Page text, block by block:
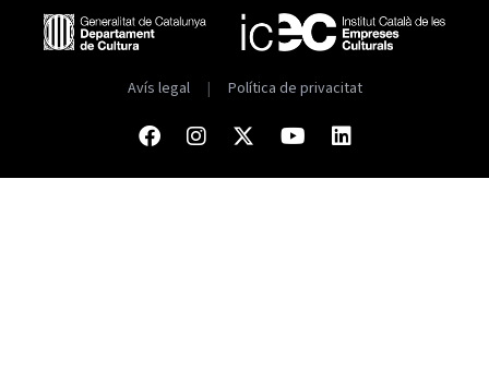
Avís legal | Política de privacitat
FacebookInstagram
TwitterYoutube